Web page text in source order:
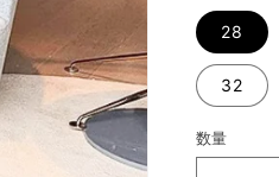
28
32
数量